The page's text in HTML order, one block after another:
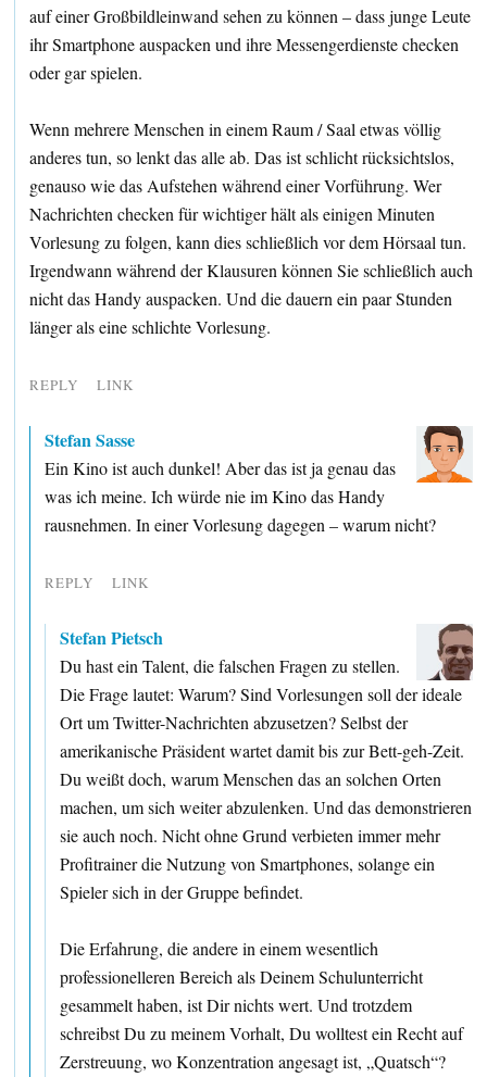
auf einer Großbildleinwand sehen zu können – dass junge Leute
ihr Smartphone auspacken und ihre Messengerdienste checken
oder gar spielen.
Wenn mehrere Menschen in einem Raum / Saal etwas völlig
anderes tun, so lenkt das alle ab. Das ist schlicht rücksichtslos,
genauso wie das Aufstehen während einer Vorführung. Wer
Nachrichten checken für wichtiger hält als einigen Minuten
Vorlesung zu folgen, kann dies schließlich vor dem Hörsaal tun.
Irgendwann während der Klausuren können Sie schließlich auch
nicht das Handy auspacken. Und die dauern ein paar Stunden
länger als eine schlichte Vorlesung.
REPLY LINK
Stefan Sasse
Ein Kino ist auch dunkel! Aber das ist ja genau das
was ich meine. Ich würde nie im Kino das Handy
rausnehmen. In einer Vorlesung dagegen – warum nicht?
REPLY LINK
Stefan Pietsch
Du hast ein Talent, die falschen Fragen zu stellen.
Die Frage lautet: Warum? Sind Vorlesungen soll der ideale
Ort um Twitter-Nachrichten abzusetzen? Selbst der
amerikanische Präsident wartet damit bis zur Bett-geh-Zeit.
Du weißt doch, warum Menschen das an solchen Orten
machen, um sich weiter abzulenken. Und das demonstrieren
sie auch noch. Nicht ohne Grund verbieten immer mehr
Profitrainer die Nutzung von Smartphones, solange ein
Spieler sich in der Gruppe befindet.
Die Erfahrung, die andere in einem wesentlich
professionelleren Bereich als Deinem Schulunterricht
gesammelt haben, ist Dir nichts wert. Und trotzdem
schreibst Du zu meinem Vorhalt, Du wolltest ein Recht auf
Zerstreuung, wo Konzentration angesagt ist, „Quatsch“?